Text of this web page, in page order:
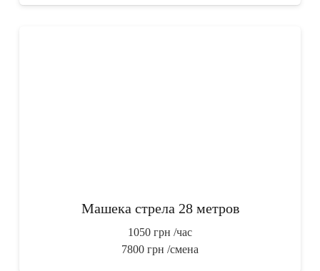
Машека стрела 28 метров
1050 грн /час
7800 грн /смена